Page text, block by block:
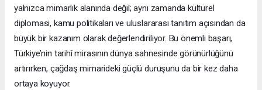
yalnızca mimarlık alanında değil; aynı zamanda kültürel
diplomasi, kamu politikaları ve uluslararası tanıtım açısından da
büyük bir kazanım olarak değerlendiriliyor. Bu önemli başarı,
Türkiye’nin tarihî mirasının dünya sahnesinde görünürlüğünü
artırırken, çağdaş mimarideki güçlü duruşunu da bir kez daha
ortaya koyuyor.